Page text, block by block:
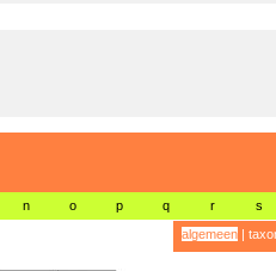
n o p q r s
algemeen|